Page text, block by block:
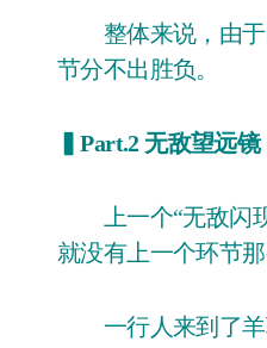
整体来说，由于
节分不出胜负。
▍Part.2 无敌望远镜
上一个“无敌闪现拍”游戏环节因为过于简单，大家都没有分出胜负，而来到第二个环节，可
就没有上一个环节那
一行人来到了羊